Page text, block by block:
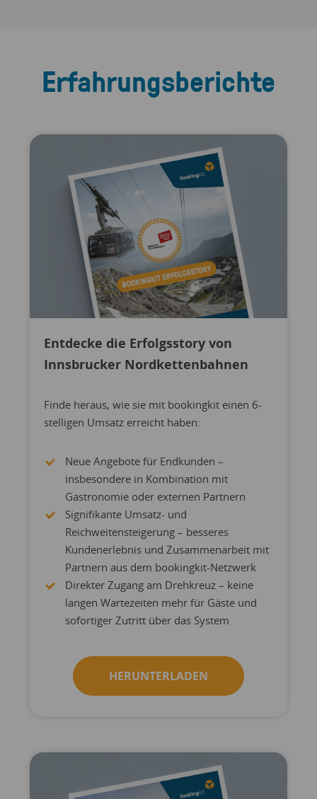
Erfahrungsberichte
Entdecke die Erfolgsstory von
Innsbrucker Nordkettenbahnen
Finde heraus, wie sie mit bookingkit einen 6-
stelligen Umsatz erreicht haben:
Neue Angebote für Endkunden –
insbesondere in Kombination mit
Gastronomie oder externen Partnern
Signifikante Umsatz- und
Reichweitensteigerung – besseres
Kundenerlebnis und Zusammenarbeit mit
Partnern aus dem bookingkit-Netzwerk
Direkter Zugang am Drehkreuz – keine
langen Wartezeiten mehr für Gäste und
sofortiger Zutritt über das System
HERUNTERLADEN